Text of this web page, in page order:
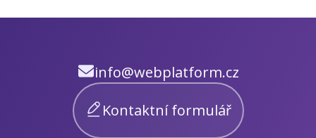
info@webplatform.cz
Kontaktní formulář